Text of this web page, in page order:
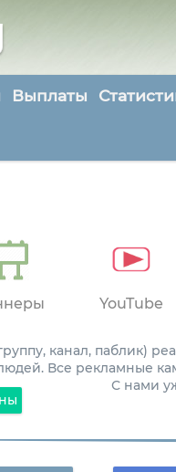
Выплаты
YouTube
канал, паблик)
Все рекламные
С нами